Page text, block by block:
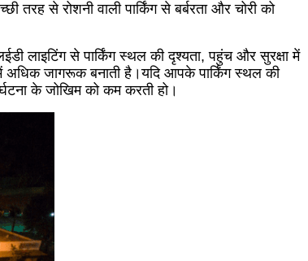
तरह से रोशनी वाली पार्किंग से बर्बरता और चोरी को
लाइटिंग से पार्किंग स्थल की दृश्यता, पहुंच और सुरक्षा में
अधिक जागरूक बनाती है।यदि आपके पार्किंग स्थल की
के जोखिम को कम करती हो।